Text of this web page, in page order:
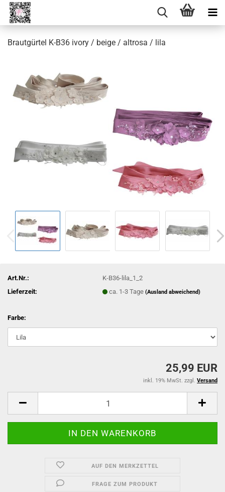
Brautgürtel K-B36 ivory / beige / altrosa / lila
Art.Nr.:
K-B36-lila_1_2
Lieferzeit:
ca. 1-3 Tage(Ausland abweichend)
Farbe:
25,99 EUR
inkl. 19% MwSt. zzgl. Versand
AUF DEN MERKZETTEL
FRAGE ZUM PRODUKT